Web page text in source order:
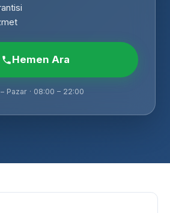
Hemen Ara
Pazar · 08:00 – 22:00